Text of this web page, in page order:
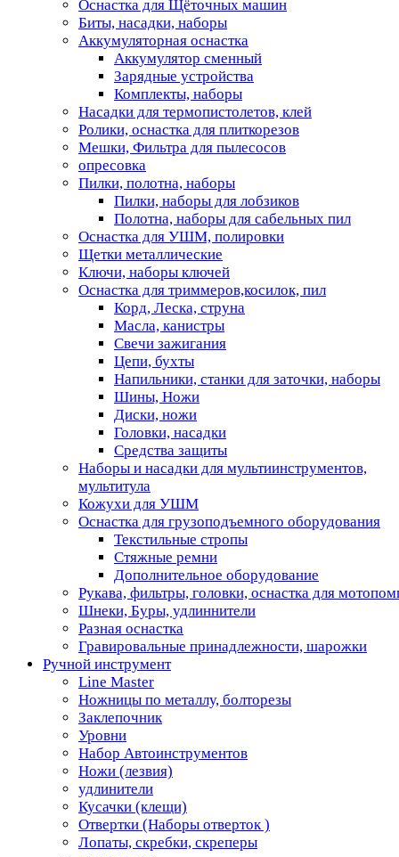
Оснастка для Щёточных машин
Биты, насадки, наборы
Аккумуляторная оснастка
Аккумулятор сменный
Зарядные устройства
Комплекты, наборы
Насадки для термопистолетов, клей
Ролики, оснастка для плиткорезов
Мешки, Фильтра для пылесосов
опресовка
Пилки, полотна, наборы
Пилки, наборы для лобзиков
Полотна, наборы для сабельных пил
Оснастка для УШМ, полировки
Щетки металлические
Ключи, наборы ключей
Оснастка для триммеров,косилок, пил
Корд, Леска, струна
Масла, канистры
Свечи зажигания
Цепи, бухты
Напильники, станки для заточки, наборы
Шины, Ножи
Диски, ножи
Головки, насадки
Средства защиты
Наборы и насадки для мультиинструментов,
мультитула
Кожухи для УШМ
Оснастка для грузоподъемного оборудования
Текстильные стропы
Стяжные ремни
Дополнительное оборудование
Рукава, фильтры, головки, оснастка для
Шнеки, Буры, удлиннители
Разная оснастка
Гравировальные принадлежности, шарожки
Ручной инструмент
Line Master
Ножницы по металлу, болторезы
Заклепочник
Уровни
Набор Автоинструментов
Ножи (лезвия)
удлинители
Кусачки (клещи)
Отвертки (Наборы отверток )
Лопаты, скребки, скреперы